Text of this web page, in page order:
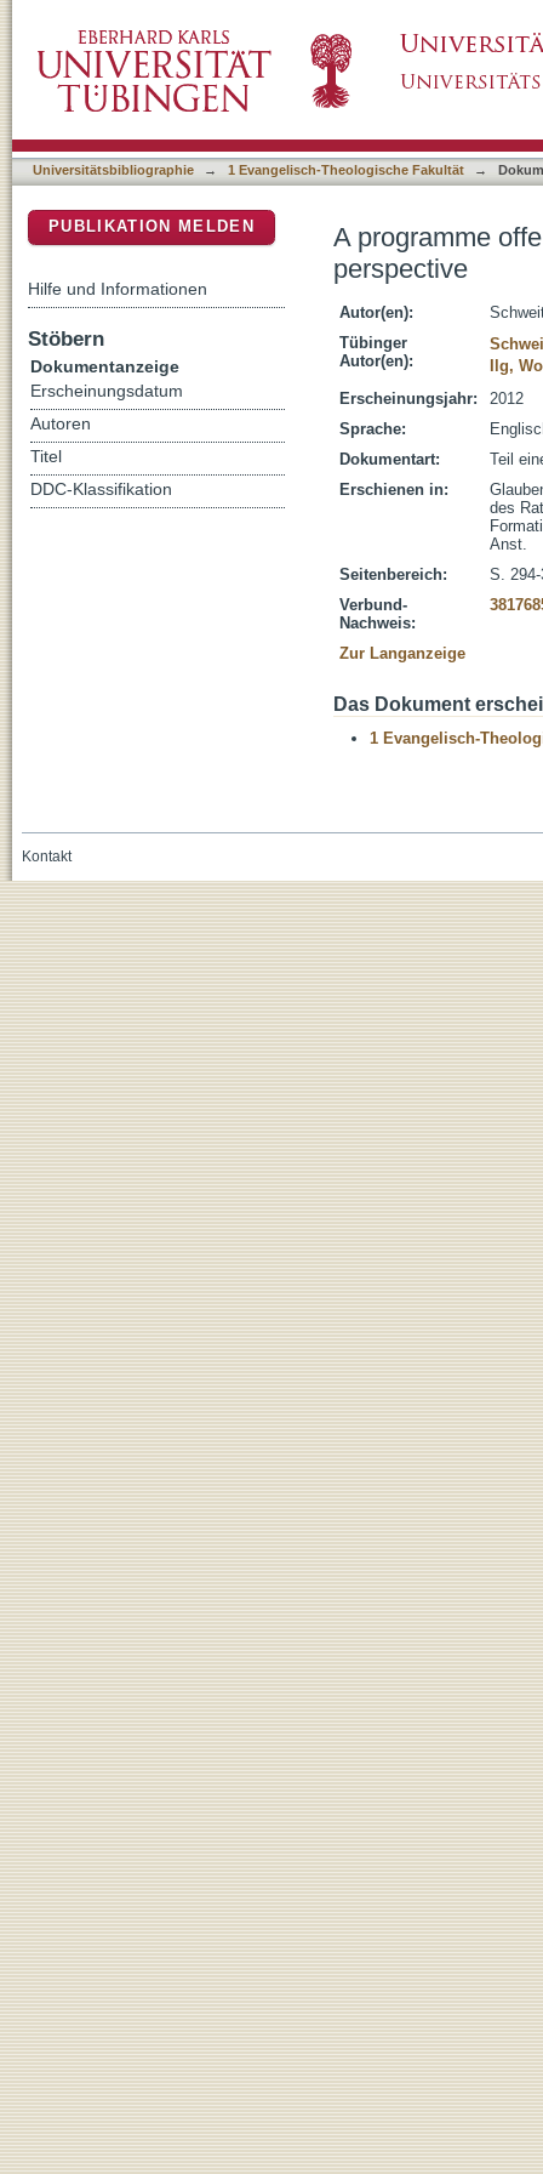
Universitätsbibliographie → 1 Evangelisch-Theologische Fakultät →
A programme
perspective
Autor(en):
Tübinger
Autor(en):
Ilg,
Erscheinungsjahr:
2012
Sprache:
Dokumentart:
Teil
Erschienen in:
des
Anst.
Seitenbereich:
S.
Verbund-
Nachweis:
Zur Langanzeige
Das Dokument
1 Evangelisch-
PUBLIKATION MELDEN
Hilfe und Informationen
Stöbern
Dokumentanzeige
Erscheinungsdatum
Autoren
Titel
DDC-Klassifikation
Kontakt